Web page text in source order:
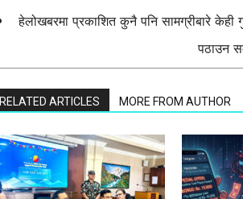
हेलोखबरमा प्रकाशित कुनै पनि सामग्रीबारे केही
पठाउन
RELATED ARTICLES MORE FROM AUTHOR